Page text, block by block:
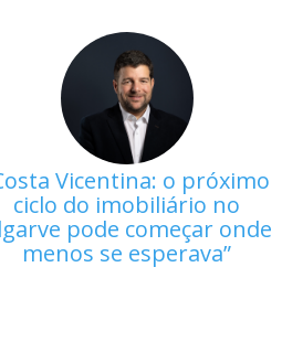
Vicentina: o próximo
ciclo do imobiliário no
pode começar onde
menos se esperava